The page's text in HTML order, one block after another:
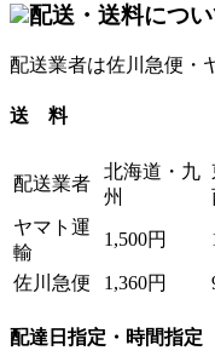
配送・送料につ
配送業者は佐川急便・
送 料
配送業者
北海道・九
州
ヤマト運
輸
1,500円
佐川急便
1,360円
配達日指定・時間指定